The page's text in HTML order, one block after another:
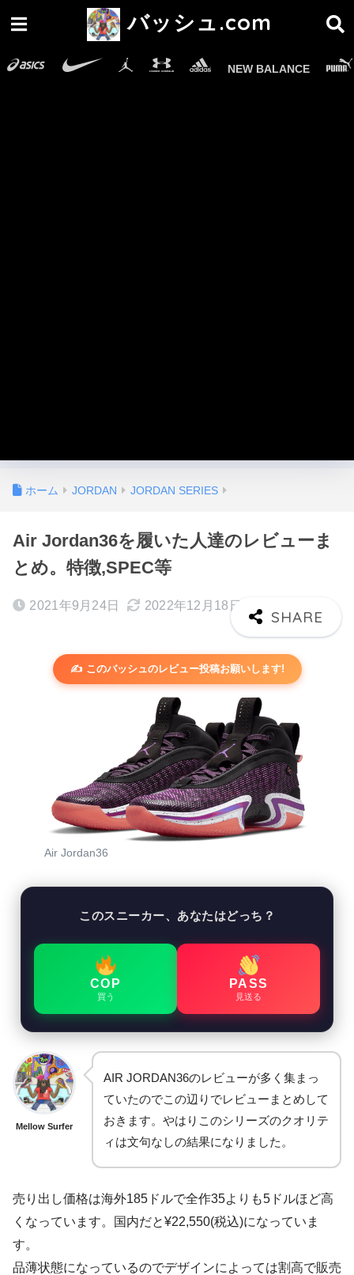
バッシュ.com
NEW BALANCE
ホーム JORDAN JORDAN SERIES
Air Jordan36を履いた人達のレビューま
とめ。特徴,SPEC等
2021年9月24日 2022年12月18日
✍️ このバッシュのレビュー投稿お願いします!
Air Jordan36
このスニーカー、あなたはどっち？
COP
買う
PASS
見送る
Mellow Surfer
AIR JORDAN36のレビューが多く集まっ
ていたのでこの辺りでレビューまとめして
おきます。やはりこのシリーズのクオリテ
ィは文句なしの結果になりました。
売り出し価格は海外185ドルで全作35よりも5ドルほど高
くなっています。国内だと¥22,550(税込)になっていま
す。
品薄状態になっているのでデザインによっては割高で販売